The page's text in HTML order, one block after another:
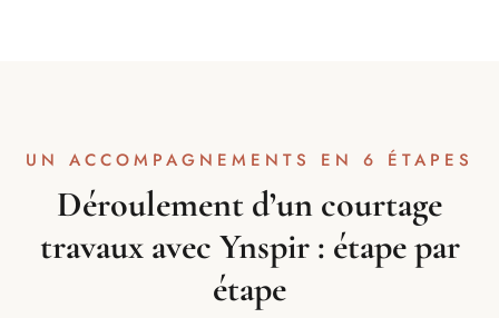
UN ACCOMPAGNEMENTS EN 6 ÉTAPES
Déroulement d’un courtage
travaux avec Ynspir : étape par
étape